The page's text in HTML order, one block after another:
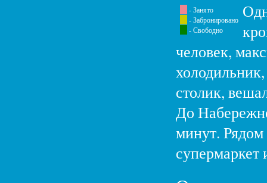
- Занято
- Забронировано
- Свободно
человек,
столик,
До
минут. Рядом